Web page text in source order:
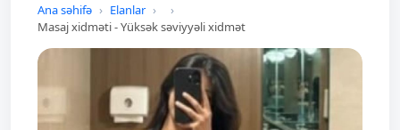
Ana səhifə
Elanlar
Masaj xidməti - Yüksək səviyyəli xidmət